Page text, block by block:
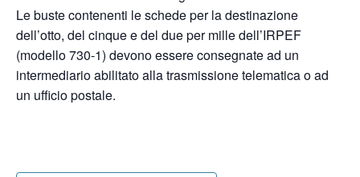
Le buste contenenti le schede per la destinazione
dell’otto, del cinque e del due per mille dell’IRPEF
(modello 730-1) devono essere consegnate ad un
intermediario abilitato alla trasmissione telematica o ad
un ufficio postale.